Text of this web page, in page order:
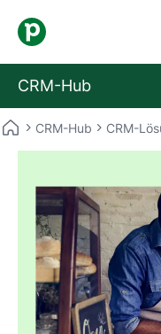
CRM-Hub
CRM-Hub CRM-